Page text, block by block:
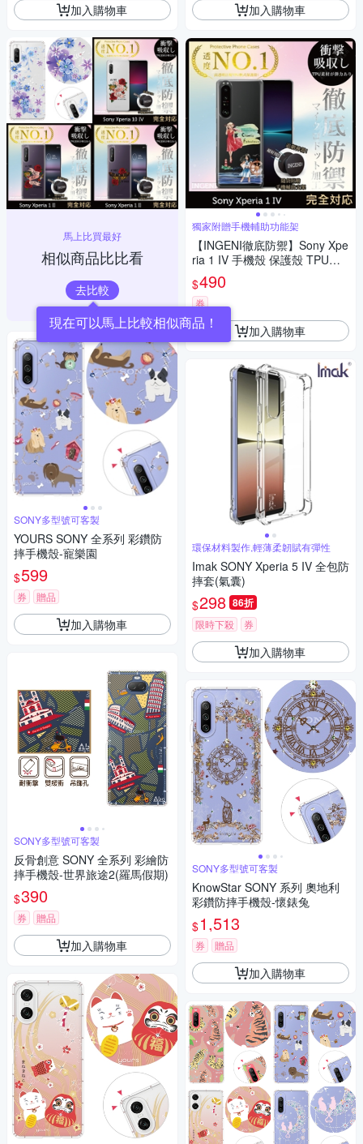
加入購物車
馬上比買最好
相似商品比比看
去比較
SONY多型號可客製
YOURS SONY 全系列 彩鑽防
摔手機殼-寵樂園
$599
券 贈品
加入購物車
SONY多型號可客製
反骨創意 SONY 全系列 彩繪防
摔手機殼-世界旅途2(羅馬假期)
$390
券 贈品
加入購物車
加入購物車
獨家附贈手機輔助功能架
【INGENI徹底防禦】Sony Xpe
ria 1 IV 手機殼 保護殼 TPU全
軟式 設計師彩繪手機殼-光芒四
射
$490
券
加入購物車
環保材料製作,輕薄柔韌賦有彈性
Imak SONY Xperia 5 IV 全包防
摔套(氣囊)
$298 86折
限時下殺 券
加入購物車
SONY多型號可客製
KnowStar SONY 系列 奧地利
彩鑽防摔手機殼-懷錶兔
$1,513
券 贈品
加入購物車